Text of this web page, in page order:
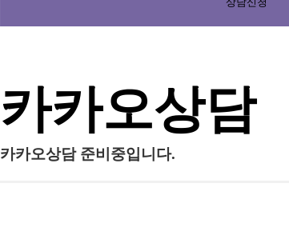
카카오상담
카카오상담 준비중입니다.